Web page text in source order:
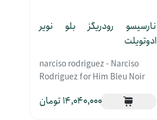
نارسیسو رودریگز بلو نویر
ادوتویلت
narciso rodriguez - Narciso
Rodriguez for Him Bleu Noir
14,040,000